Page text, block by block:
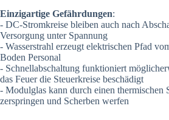
Einzigartige Gefährdungen:
- DC-Stromkreise bleiben auch nach
Versorgung unter Spannung
- Wasserstrahl erzeugt elektrischen Pfad
Boden Personal
- Schnellabschaltung funktioniert
das Feuer die Steuerkreise beschädigt
- Modulglas kann durch einen thermischen
zerspringen und Scherben werfen